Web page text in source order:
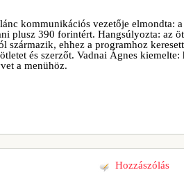
kommunikációs vezetője elmondta:
plusz 390 forintért. Hangsúlyozta: az
származik, ehhez a programhoz
és szerzőt. Vadnai Ágnes
a menühöz.
Hozzászólás